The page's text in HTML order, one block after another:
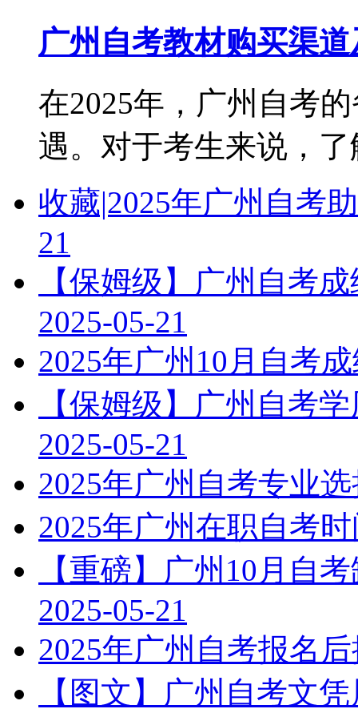
广州自考教材购买渠
在2025年，广州自考
遇。对于考生来说，了
收藏|2025年广州自考
21
【保姆级】广州自考
2025-05-21
2025年广州10月自考
【保姆级】广州自考
2025-05-21
2025年广州自考专业
2025年广州在职自考
【重磅】广州10月自
2025-05-21
2025年广州自考报名
【图文】广州自考文